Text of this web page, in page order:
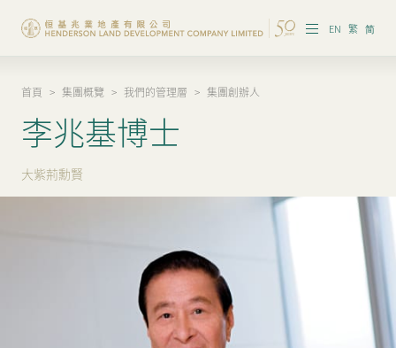
EN 繁 简
集團概覽
投資者資訊
香港物業
首頁 > 集團概覽 > 我們的管理層 > 集團創辦人
李兆基博士
大紫荊勳賢